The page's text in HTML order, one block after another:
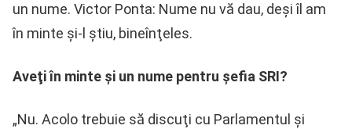
un nume. Victor Ponta: Nume nu vă dau, deşi îl am
în minte şi-l ştiu, bineînţeles.
Aveţi în minte şi un nume pentru şefia SRI?
„Nu. Acolo trebuie să discuţi cu Parlamentul şi